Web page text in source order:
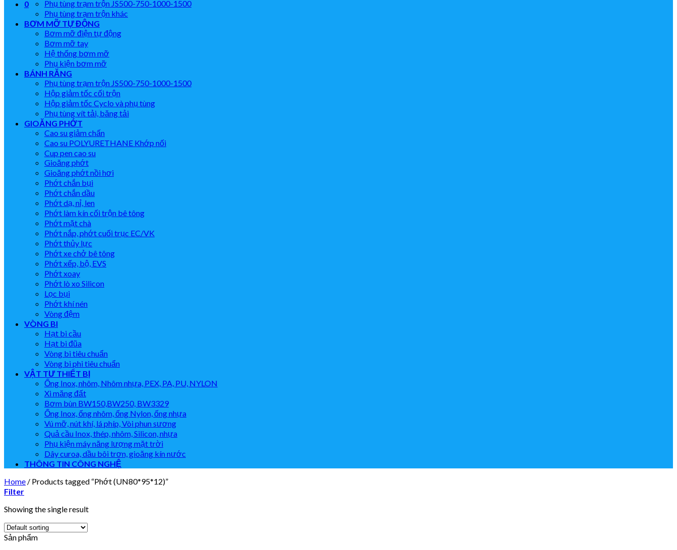
0
Phụ tùng trạm trộn JS500-750-1000-1500
Phụ tùng trạm trộn khác
BƠM MỠ TỰ ĐỘNG
Bơm mỡ điện tự động
Bơm mỡ tay
Hệ thống bơm mỡ
Phụ kiện bơm mỡ
BÁNH RĂNG
Phụ tùng trạm trộn JS500-750-1000-1500
Hộp giảm tốc cối trộn
Hộp giảm tốc Cyclo và phụ tùng
Phụ tùng vít tải, băng tải
GIOĂNG PHỚT
Cao su giảm chấn
Cao su POLYURETHANE Khớp nối
Cup pen cao su
Gioăng phớt
Gioăng phớt nồi hơi
Phớt chắn bụi
Phớt chắn dầu
Phớt dạ, nỉ, len
Phớt làm kín cối trộn bê tông
Phớt mặt chà
Phớt nắp, phớt cuối trục EC/VK
Phớt thủy lực
Phớt xe chở bê tông
Phớt xếp, bộ, EVS
Phớt xoay
Phớt lò xo Silicon
Lọc bụi
Phớt khí nén
Vòng đệm
VÒNG BI
Hạt bi cầu
Hạt bi đũa
Vòng bi tiêu chuẩn
Vòng bi phi tiêu chuẩn
VẬT TƯ THIẾT BỊ
Ống Inox, nhôm, Nhôm nhựa, PEX, PA, PU, NYLON
Xi măng đất
Bơm bùn BW150,BW250, BW3329
Ống Inox, ống nhôm, ống Nylon, ống nhựa
Vú mỡ, nút khí, lá phíp, Vòi phun sương
Quả cầu Inox, thép, nhôm, Silicon, nhựa
Phụ kiện máy năng lượng mặt trời
Dây curoa, dầu bôi trơn, gioăng kín nước
THÔNG TIN CÔNG NGHỆ
Home / Products tagged “Phớt (UN80*95*12)”
Filter
Showing the single result
Sản phẩm